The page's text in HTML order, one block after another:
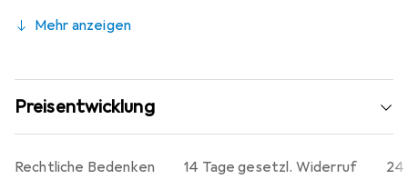
Mehr anzeigen
Preisentwicklung
14 Tage gesetzl. Widerruf
24
Rechtliche Bedenken